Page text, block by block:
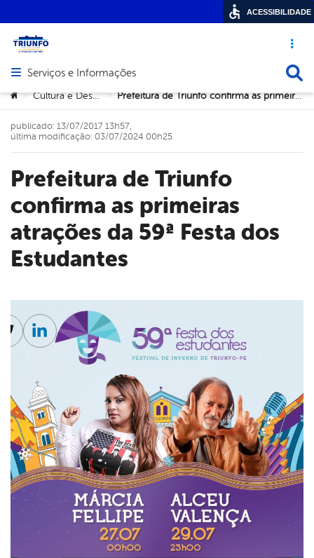
Acesso
Abrir menu principal de navegação
Serviços e Informações
Você está aqui:
> Cultura e Desportos > Prefeitura de Triunfo confirma as primeiras atrações da 59ª Festa dos Estudantes
Prefeitura de Triunfo
confirma as primeiras
atrações da 59ª Festa dos
Estudantes
publicado: 13/07/2017 13h57,
última modificação: 03/07/2024 00h25
Twitter
Linkedin
ACESSIBILIDADE